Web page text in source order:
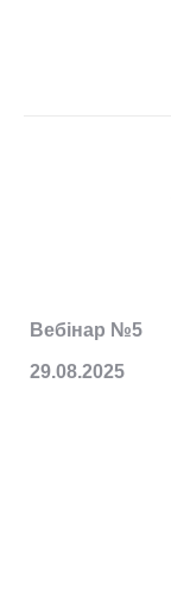
Вебінар №5
29.08.2025